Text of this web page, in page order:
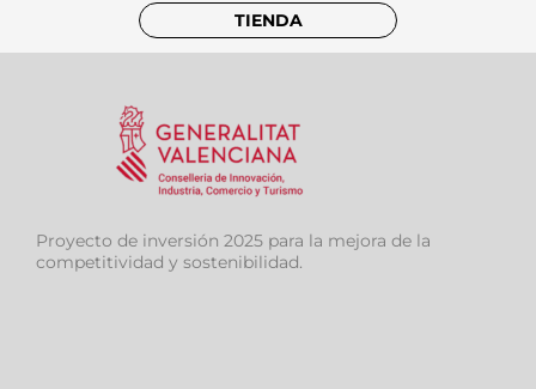
TIENDA
Proyecto de inversión 2025 para la mejora de la
competitividad y sostenibilidad.